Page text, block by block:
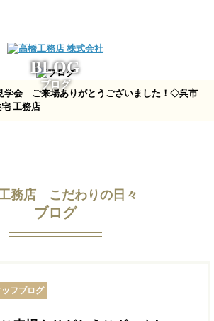
BLOG
ブログ
学会 ご来場ありがとうございました！◇呉市
工務店
務店 こだわりの日々
ブログ
ッフブログ